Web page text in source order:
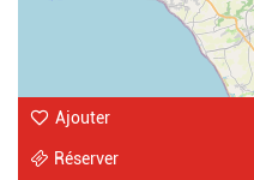
Ajouter
Réserver